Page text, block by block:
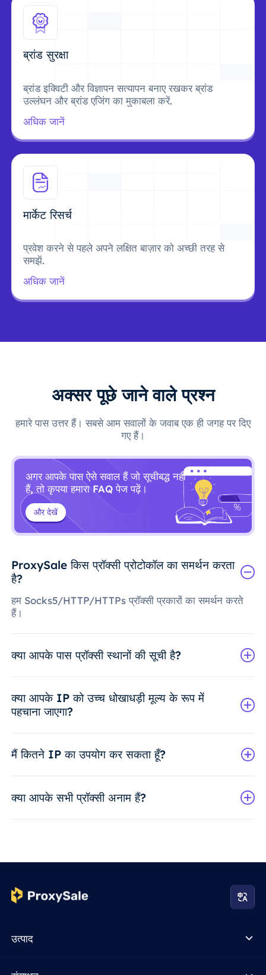
ब्रांड सुरक्षा
ब्रांड इक्विटी और विज्ञापन सत्यापन बनाए रखकर ब्रांड
उल्लंघन और ब्रांड एजिंग का मुकाबला करें.
अधिक जानें
मार्केट रिसर्च
प्रवेश करने से पहले अपने लक्षित बाज़ार को अच्छी तरह से
समझें.
अधिक जानें
अक्सर पूछे जाने वाले प्रश्न
हमारे पास उत्तर हैं। सबसे आम सवालों के जवाब एक ही जगह पर दिए
गए हैं।
अगर आपके पास ऐसे सवाल हैं जो सूचीबद्ध नहीं
हैं, तो कृपया हमारा FAQ पेज पढ़ें।
और देखें
ProxySale किस प्रॉक्सी प्रोटोकॉल का समर्थन करता
है?
हम Socks5/HTTP/HTTPs प्रॉक्सी प्रकारों का समर्थन करते
हैं।
क्या आपके पास प्रॉक्सी स्थानों की सूची है?
क्या आपके IP को उच्च धोखाधड़ी मूल्य के रूप में
पहचाना जाएगा?
मैं कितने IP का उपयोग कर सकता हूँ?
क्या आपके सभी प्रॉक्सी अनाम हैं?
उत्पाद